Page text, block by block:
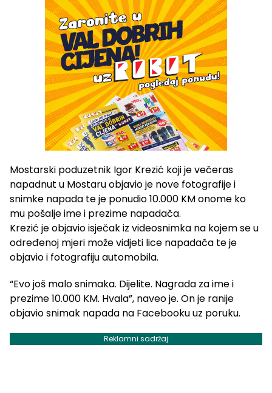
Mostarski poduzetnik Igor Krezić koji je večeras
napadnut u Mostaru objavio je nove fotografije i
snimke napada te je ponudio 10.000 KM onome ko
mu pošalje ime i prezime napadača.
Krezić je objavio isječak iz videosnimka na kojem se u
određenoj mjeri može vidjeti lice napadača te je
objavio i fotografiju automobila.
“Evo još malo snimaka. Dijelite. Nagrada za ime i
prezime 10.000 KM. Hvala”, naveo je. On je ranije
objavio snimak napada na Facebooku uz poruku.
Reklamni sadržaj